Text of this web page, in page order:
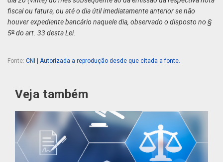
fiscal ou fatura, ou até o dia útil imediatamente anterior se não
houver expediente bancário naquele dia, observado o disposto no §
5o do art. 33 desta Lei.
Fonte: CNI | Autorizada a reprodução desde que citada a fonte.
Veja também